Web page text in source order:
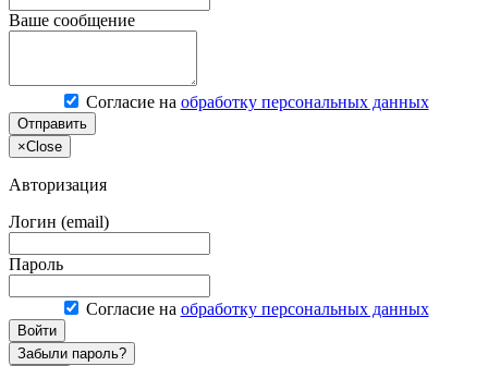
Ваше сообщение
Согласие на обработку персональных данных
Отправить
×Close
Авторизация
Логин (email)
Пароль
Согласие на обработку персональных данных
Войти
Забыли пароль?